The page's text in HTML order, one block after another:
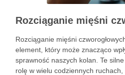
Rozciąganie mięśni
element, który może znacząco
sprawność naszych kolan. Te
rolę w wielu codziennych